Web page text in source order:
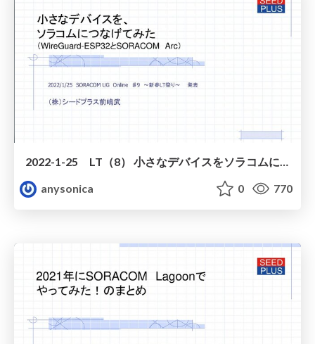
2022-1-25 LT（8） 小さなデバイスをソラコムに繋げてみた 公開版
anysonica
0 770